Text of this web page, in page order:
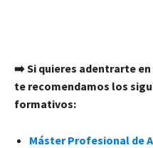
➡️ Si quieres adentrarte en
te recomendamos los
formativos:
Máster Profesional de